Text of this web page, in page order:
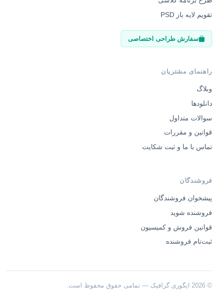
تقویم لایه باز PSD
سفارش طراحی اختصاصی
راهنمای مشتریان
وبلاگ
دانلودها
سوالات متداول
قوانین و مقررات
تماس با ما و ثبت شکایت
فروشندگان
پیشخوان فروشندگان
فروشنده شوید
قوانین فروش و کمیسیون
ثبت‌نام فروشنده
© 2026 ایگوری گرافیک — تمامی حقوق محفوظ است.